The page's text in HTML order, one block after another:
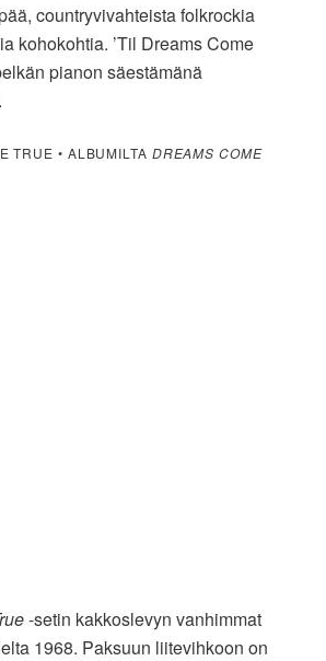
countryvivahteista folkrockia
kohokohtia. ’Til Dreams Come
pianon säestämänä
TRUE • ALBUMILTA DREAMS COME
-setin kakkoslevyn vanhimmat
1968. Paksuun liitevihkoon on